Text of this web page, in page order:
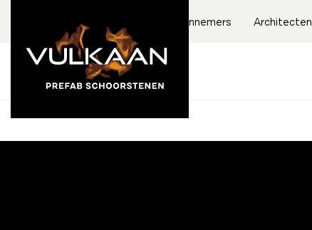
Aannemers Architecten